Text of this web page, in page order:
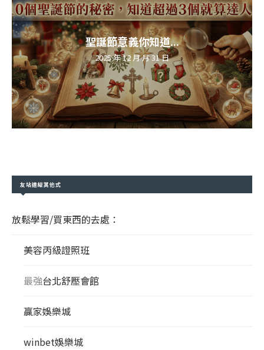
聖誕節意義你知道...
2025 年 12 月 月 31 日
友站連結其他式
放鬆學習/買東西的去處：
美容丙級證照班
最強台北舒壓會館
贏家娛樂城
winbet娛樂城